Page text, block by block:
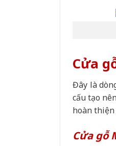
Cửa
Đây là
cấu tạo
hoàn thiện
Cửa gỗ